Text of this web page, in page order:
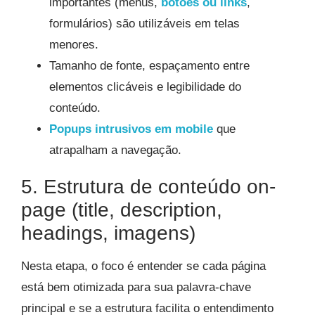
formulários) são utilizáveis em telas
menores.
Tamanho de fonte, espaçamento entre
elementos clicáveis e legibilidade do
conteúdo.
Popups intrusivos em mobile que
atrapalham a navegação.
5. Estrutura de conteúdo on-
page (title, description,
headings, imagens)
Nesta etapa, o foco é entender se cada página
está bem otimizada para sua palavra-chave
principal e se a estrutura facilita o entendimento